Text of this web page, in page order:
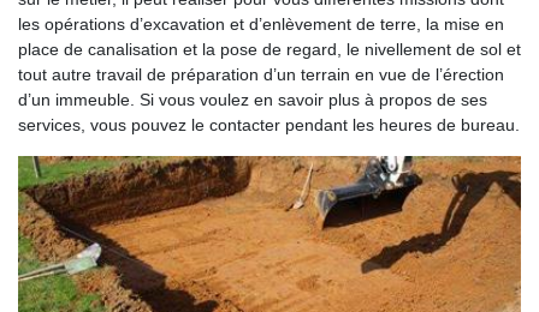
les opérations d’excavation et d’enlèvement de terre, la mise en
place de canalisation et la pose de regard, le nivellement de sol et
tout autre travail de préparation d’un terrain en vue de l’érection
d’un immeuble. Si vous voulez en savoir plus à propos de ses
services, vous pouvez le contacter pendant les heures de bureau.